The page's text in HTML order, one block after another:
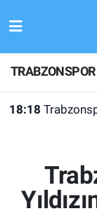
TRABZONSPOR
18:18
TRABZON
KULİS
Hava
Trafik
Son